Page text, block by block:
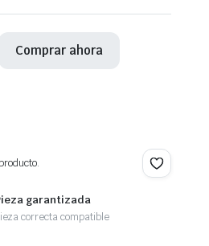
Comprar ahora
garantizada
correcta compatible